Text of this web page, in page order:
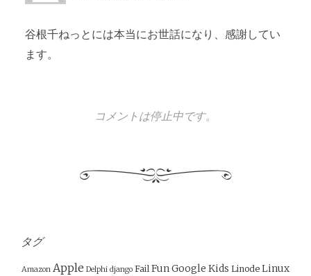
谷根千ねっとには本当にお世話になり、感謝してい
ます。
コメントは停止中です。
タグ
Amazon Apple Delphi django Fail FunGoogle Kids Linode Linux